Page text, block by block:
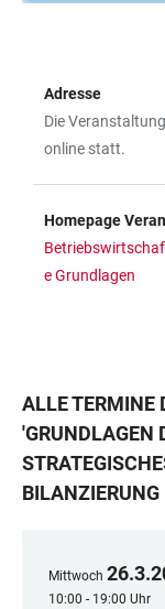
Adresse
Die
online statt.
Homepage
e Grundlagen
ALLE TERMINE
'GRUNDLAGEN
Mittwoch 26.3.
10:00 - 19:00 Uhr